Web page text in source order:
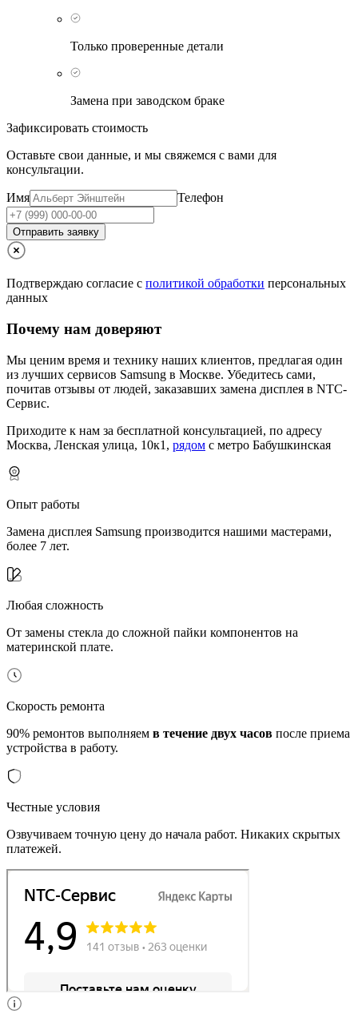
Только проверенные детали
Замена при заводском браке
Зафиксировать стоимость
Оставьте свои данные, и мы свяжемся с вами для
консультации.
Имя Телефон
Отправить заявку
Подтверждаю согласие с политикой обработки персональных
данных
Почему нам доверяют
Мы ценим время и технику наших клиентов, предлагая один
из лучших сервисов Samsung в Москве. Убедитесь сами,
почитав отзывы от людей, заказавших замена дисплея в NTC-
Сервис.
Приходите к нам за бесплатной консультацией, по адресу
Москва, Ленская улица, 10к1, рядом с метро Бабушкинская
Опыт работы
Замена дисплея Samsung производится нашими мастерами,
более 7 лет.
Любая сложность
От замены стекла до сложной пайки компонентов на
материнской плате.
Скорость ремонта
90% ремонтов выполняем в течение двух часов после приема
устройства в работу.
Честные условия
Озвучиваем точную цену до начала работ. Никаких скрытых
платежей.